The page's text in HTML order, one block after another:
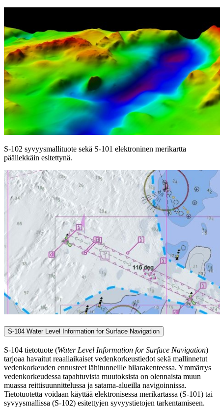
S-102 syvyysmallituote sekä S-101 elektroninen merikartta
päällekkäin esitettynä.
S-104 Water Level Information for Surface Navigation
S-104 tietotuote (Water Level Information for Surface Navigation)
tarjoaa havaitut reaaliaikaiset vedenkorkeustiedot sekä mallinnetut
vedenkorkeuden ennusteet lähitunneille hilarakenteessa. Ymmärrys
vedenkorkeudessa tapahtuvista muutoksista on olennaista muun
muassa reittisuunnittelussa ja satama-alueilla navigoinnissa.
Tietotuotetta voidaan käyttää elektronisessa merikartassa (S-101) tai
syvyysmallissa (S-102) esitettyjen syvyystietojen tarkentamiseen.